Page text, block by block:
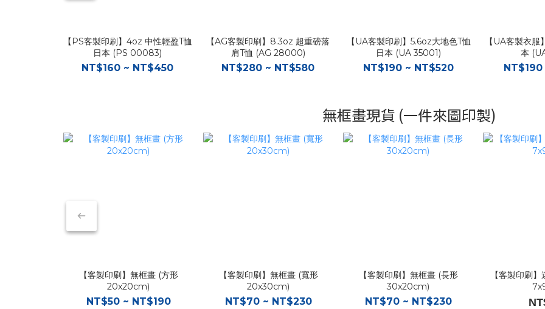
【PS客製印刷】4oz 中性輕盈T恤
日本 (PS 00083)
NT$160 ~ NT$450
【AG客製印刷】8.3oz 超重磅落
肩T恤 (AG 28000)
NT$280 ~ NT$580
【UA客製印刷】5.6oz大地色T恤
日本 (UA 35001)
NT$190 ~ NT$520
【UA客製衣
本
無框畫現貨 (一件來圖印製)
【客製印刷】無框畫 (方形
20x20cm)
NT$50 ~ NT$190
【客製印刷】無框畫 (寬形
20x30cm)
NT$70 ~ NT$230
【客製印刷】無框畫 (長形
30x20cm)
NT$70 ~ NT$230
【客製印刷